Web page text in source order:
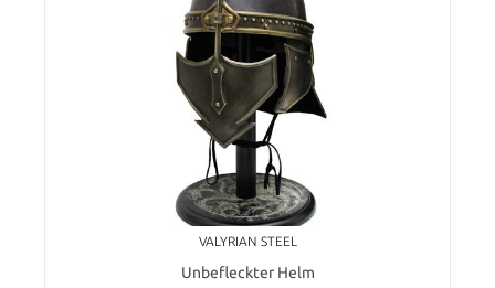
VALYRIAN STEEL
Unbefleckter Helm